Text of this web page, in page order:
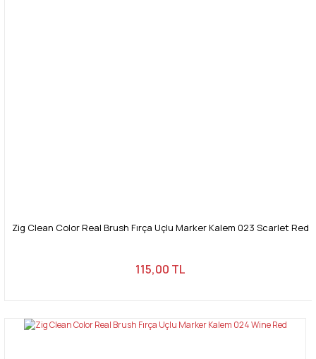
Zig Clean Color Real Brush Fırça Uçlu Marker Kalem 023 Scarlet Red
115,00 TL